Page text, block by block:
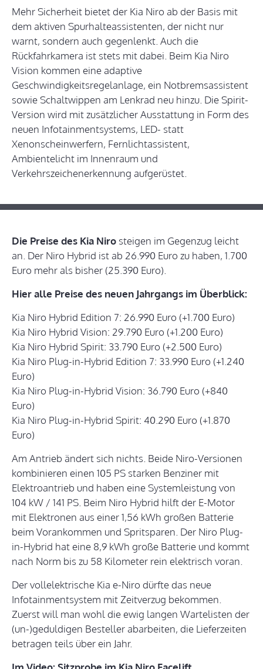
Mehr Sicherheit bietet der Kia Niro ab der Basis mit
dem aktiven Spurhalteassistenten, der nicht nur
warnt, sondern auch gegenlenkt. Auch die
Rückfahrkamera ist stets mit dabei. Beim Kia Niro
Vision kommen eine adaptive
Geschwindigkeitsregelanlage, ein Notbremsassistent
sowie Schaltwippen am Lenkrad neu hinzu. Die Spirit-
Version wird mit zusätzlicher Ausstattung in Form des
neuen Infotainmentsystems, LED- statt
Xenonscheinwerfern, Fernlichtassistent,
Ambientelicht im Innenraum und
Verkehrszeichenerkennung aufgerüstet.
Die Preise des Kia Niro steigen im Gegenzug leicht
an. Der Niro Hybrid ist ab 26.990 Euro zu haben, 1.700
Euro mehr als bisher (25.390 Euro).
Hier alle Preise des neuen Jahrgangs im Überblick:
Kia Niro Hybrid Edition 7: 26.990 Euro (+1.700 Euro)
Kia Niro Hybrid Vision: 29.790 Euro (+1.200 Euro)
Kia Niro Hybrid Spirit: 33.790 Euro (+2.500 Euro)
Kia Niro Plug-in-Hybrid Edition 7: 33.990 Euro (+1.240
Euro)
Kia Niro Plug-in-Hybrid Vision: 36.790 Euro (+840
Euro)
Kia Niro Plug-in-Hybrid Spirit: 40.290 Euro (+1.870
Euro)
Am Antrieb ändert sich nichts. Beide Niro-Versionen
kombinieren einen 105 PS starken Benziner mit
Elektroantrieb und haben eine Systemleistung von
104 kW / 141 PS. Beim Niro Hybrid hilft der E-Motor
mit Elektronen aus einer 1,56 kWh großen Batterie
beim Vorankommen und Spritsparen. Der Niro Plug-
in-Hybrid hat eine 8,9 kWh große Batterie und kommt
nach Norm bis zu 58 Kilometer rein elektrisch voran.
Der vollelektrische Kia e-Niro dürfte das neue
Infotainmentsystem mit Zeitverzug bekommen.
Zuerst will man wohl die ewig langen Wartelisten der
(un-)geduldigen Besteller abarbeiten, die Lieferzeiten
betragen teils über ein Jahr.